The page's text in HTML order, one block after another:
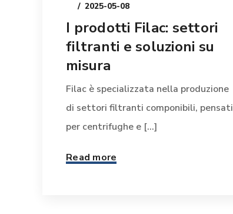
2025-05-08
I prodotti Filac: settori
filtranti e soluzioni su
misura
Filac è specializzata nella produzione
di settori filtranti componibili, pensati
per centrifughe e [...]
Read more